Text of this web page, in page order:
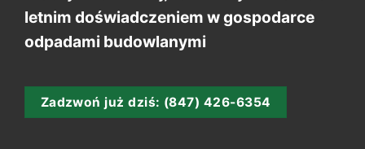
letnim doświadczeniem w gospodarce
odpadami budowlanymi
Zadzwoń już dziś: (847) 426-6354